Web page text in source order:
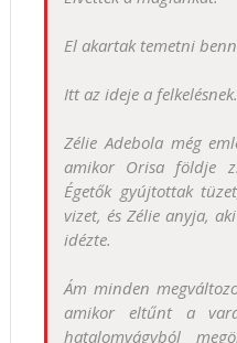
El akartak temetni
Itt az ideje a felkelésnek.
Zélie Adebola még
amikor Orisa földje
Égetők gyújtottak
vizet, és Zélie anyja,
idézte.
Ám minden
amikor eltűnt a
hatalomvágyból